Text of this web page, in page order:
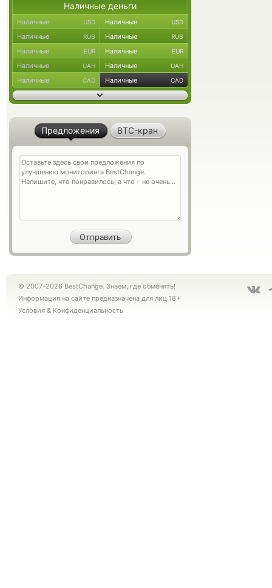
Наличные деньги
Наличные USD Наличные USD
Наличные RUB Наличные RUB
Наличные EUR Наличные EUR
Наличные UAH Наличные UAH
Наличные CAD Наличные CAD
Предложения BTC-кран
© 2007-2026 BestChange. Знаем, где обменять!
Информация на сайте предназначена для лиц 18+
Условия & Конфиденциальность